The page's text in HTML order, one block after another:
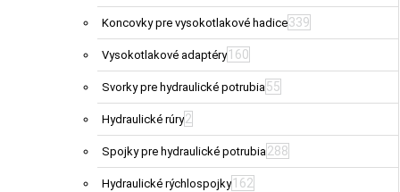
Koncovky pre vysokotlakové hadice339
Vysokotlakové adaptéry 160
Svorky pre hydraulické potrubia55
Hydraulické rúry2
Spojky pre hydraulické potrubia288
Hydraulické rýchlospojky 162